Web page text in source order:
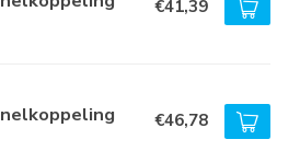
€41,39
€46,78